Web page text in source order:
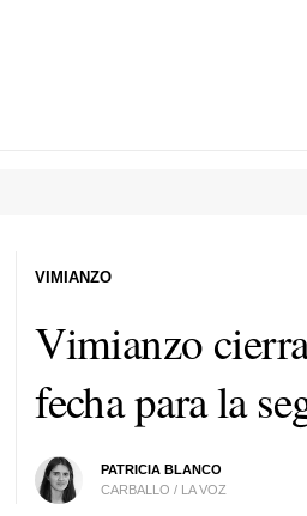
Vimianzo
fecha para la
PATRICIA BLANCO
CARBALLO / LA VOZ
VIMIANZO